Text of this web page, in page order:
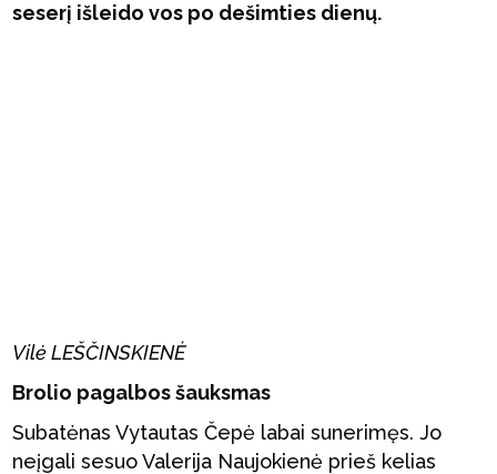
seserį išleido vos po dešimties dienų.
Vilė LEŠČINSKIENĖ
Brolio pagalbos šauksmas
Subatėnas Vytautas Čepė labai sunerimęs. Jo
neįgali sesuo Valerija Naujokienė prieš kelias